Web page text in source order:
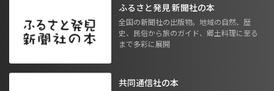
ふるさと発見 新聞社の本
全国の新聞社の出版物。地域の自然、歴
史、民俗から旅のガイド、郷土料理に至る
まで多彩に展開
共同通信社の本